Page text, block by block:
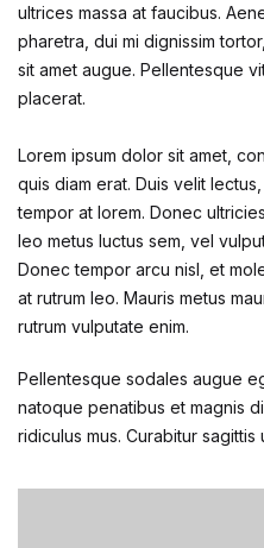
ultrices massa at faucibus.
pharetra, dui mi dignissim
sit amet augue. Pellentesque
placerat.
Lorem ipsum dolor sit amet,
quis diam erat. Duis velit
tempor at lorem. Donec
leo metus luctus sem, vel
Donec tempor arcu nisl, et
at rutrum leo. Mauris metus
rutrum vulputate enim.
Pellentesque sodales augue
natoque penatibus et magnis
ridiculus mus. Curabitur sagittis